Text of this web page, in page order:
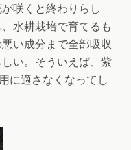
咲くと終わりらし
水耕栽培で育てるも
い成分まで全部吸収
い。そういえば、紫
に適さなくなってし